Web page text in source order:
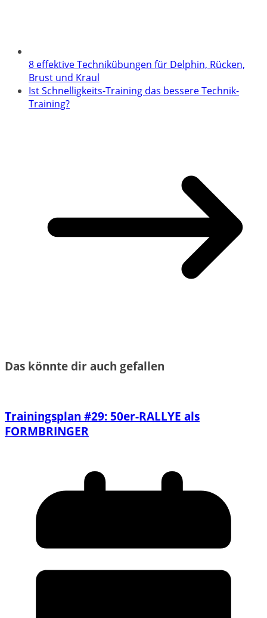
8 effektive Technikübungen für Delphin, Rücken,
Brust und Kraul
Ist Schnelligkeits-Training das bessere Technik-
Training?
Das könnte dir auch gefallen
Trainingsplan #29: 50er-RALLYE als
FORMBRINGER